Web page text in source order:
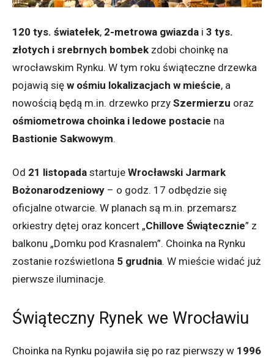
120 tys. światełek, 2-metrowa gwiazda i 3 tys.
złotych i srebrnych bombek zdobi choinkę na
wrocławskim Rynku. W tym roku świąteczne drzewka
pojawią się w ośmiu lokalizacjach w mieście, a
nowością będą m.in. drzewko przy Szermierzu oraz
ośmiometrowa choinka i ledowe postacie na
Bastionie Sakwowym.
Od 21 listopada startuje Wrocławski Jarmark
Bożonarodzeniowy – o godz. 17 odbędzie się
oficjalne otwarcie. W planach są m.in. przemarsz
orkiestry dętej oraz koncert „Chillove Świątecznie” z
balkonu „Domku pod Krasnalem”. Choinka na Rynku
zostanie rozświetlona 5 grudnia. W mieście widać już
pierwsze iluminacje.
Świąteczny Rynek we Wrocławiu
Choinka na Rynku pojawiła się po raz pierwszy w 1996